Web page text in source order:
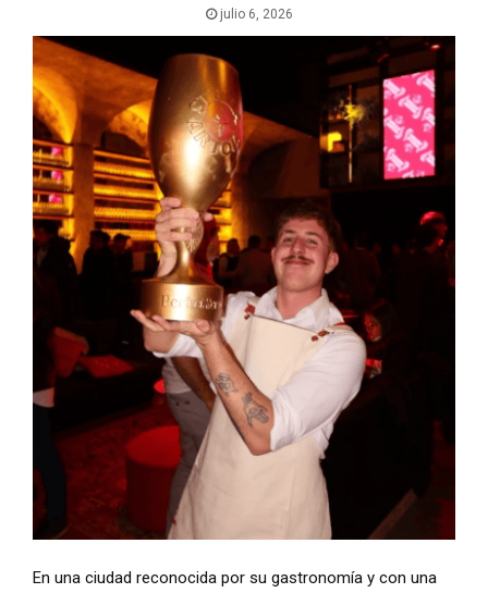
julio 6, 2026
En una ciudad reconocida por su gastronomía y con una